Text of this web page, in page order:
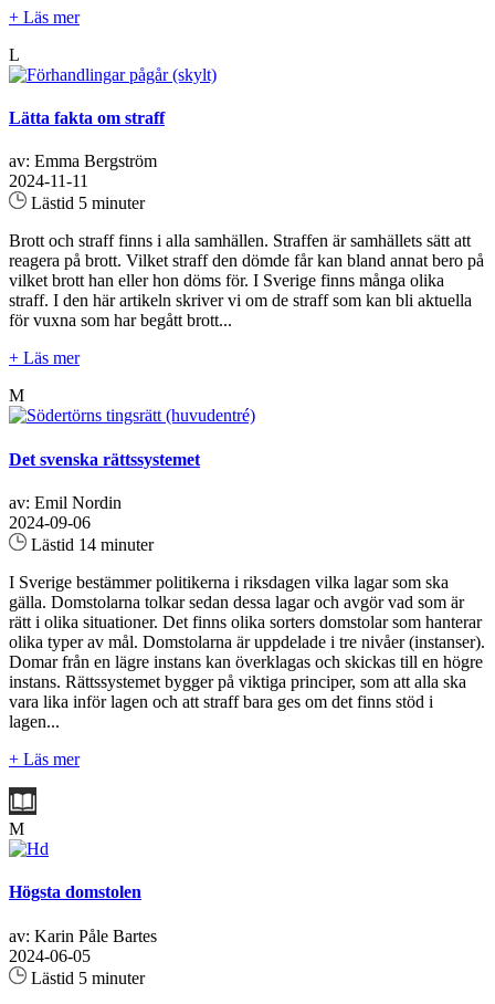
+ Läs mer
L
Lätta fakta om straff
av: Emma Bergström
2024-11-11
Lästid 5 minuter
Brott och straff finns i alla samhällen. Straffen är samhällets sätt att
reagera på brott. Vilket straff den dömde får kan bland annat bero på
vilket brott han eller hon döms för. I Sverige finns många olika
straff. I den här artikeln skriver vi om de straff som kan bli aktuella
för vuxna som har begått brott...
+ Läs mer
M
Det svenska rättssystemet
av: Emil Nordin
2024-09-06
Lästid 14 minuter
I Sverige bestämmer politikerna i riksdagen vilka lagar som ska
gälla. Domstolarna tolkar sedan dessa lagar och avgör vad som är
rätt i olika situationer. Det finns olika sorters domstolar som hanterar
olika typer av mål. Domstolarna är uppdelade i tre nivåer (instanser).
Domar från en lägre instans kan överklagas och skickas till en högre
instans. Rättssystemet bygger på viktiga principer, som att alla ska
vara lika inför lagen och att straff bara ges om det finns stöd i
lagen...
+ Läs mer
M
Högsta domstolen
av: Karin Påle Bartes
2024-06-05
Lästid 5 minuter